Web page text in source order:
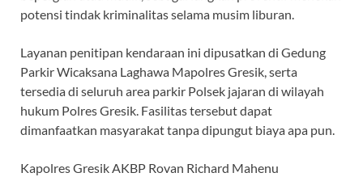
potensi tindak kriminalitas selama musim liburan.
Layanan penitipan kendaraan ini dipusatkan di Gedung
Parkir Wicaksana Laghawa Mapolres Gresik, serta
tersedia di seluruh area parkir Polsek jajaran di wilayah
hukum Polres Gresik. Fasilitas tersebut dapat
dimanfaatkan masyarakat tanpa dipungut biaya apa pun.
Kapolres Gresik AKBP Rovan Richard Mahenu